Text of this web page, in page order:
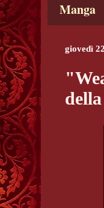
Manga
giovedì